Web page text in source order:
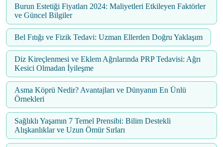
Burun Estetiği Fiyatları 2024: Maliyetleri Etkileyen Faktörler
ve Güncel Bilgiler
Bel Fıtığı ve Fizik Tedavi: Uzman Ellerden Doğru Yaklaşım
Diz Kireçlenmesi ve Eklem Ağrılarında PRP Tedavisi: Ağrı
Kesici Olmadan İyileşme
Asma Köprü Nedir? Avantajları ve Dünyanın En Ünlü
Örnekleri
Sağlıklı Yaşamın 7 Temel Prensibi: Bilim Destekli
Alışkanlıklar ve Uzun Ömür Sırları